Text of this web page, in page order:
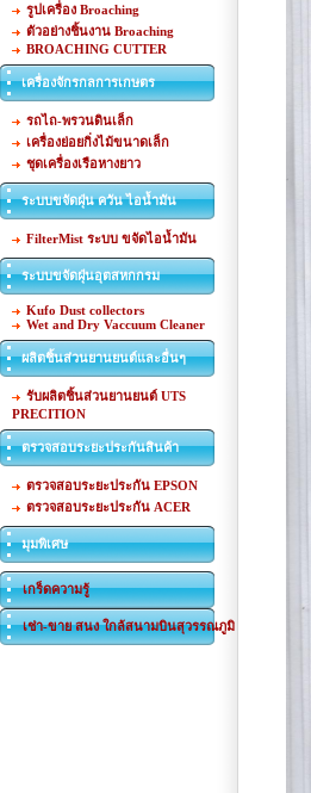
รูปเครื่อง Broaching
ตัวอย่างชิ้นงาน Broaching
BROACHING CUTTER
เครื่องจักรกลการเกษตร
รถไถ-พรวนดินเล็ก
เครื่องย่อยกิ่งไม้ขนาดเล็ก
ชุดเครื่องเรือหางยาว
ระบบขจัดฝุ่น ควัน ไอน้ำมัน
FilterMist ระบบ ขจัดไอน้ำมัน
ระบบขจัดฝุ่นอุตสหกกรม
Kufo Dust collectors
Wet and Dry Vaccuum Cleaner
ผลิตชิ้นส่วนยานยนต์และอื่นๆ
รับผลิตชิ้นส่วนยานยนต์ UTS
PRECITION
ตรวจสอบระยะประกันสินค้า
ตรวจสอบระยะประกัน EPSON
ตรวจสอบระยะประกัน ACER
มุมพิเศษ
เกร็ดความรู้
เช่า-ขาย สนง ใกล้สนามบินสุวรรณภูมิ